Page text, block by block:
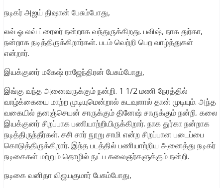
நடிகர் அஜய் திஷான் பேசும்போது,
லவ் ஓ லவ் ட்ரைலர் நன்றாக வந்துருக்கிறது. பவிஷ், நாக துர்கா,
நன்றாக நடித்திருக்கிறார்கள். படம் வெற்றி பெற வாழ்த்துகள்
என்றார்.
இயக்குனர் மகேஷ் ராஜேந்திரன் பேசும்போது,
இங்கு வந்த அனைவருக்கும் நன்றி. 1 1/2 மணி நேரத்தில்
வாழ்க்கையை மாற்ற முடியுமென்றால் கடவுளால் தான் முடியும். அந்த
வகையில் தனஞ்செயன் சாருக்கும் தினேஷ் சாருக்கும் நன்றி. கலை
இயக்குனர் சிறப்பாக பணியாற்றியிருக்கிறார். நாக துர்கா நன்றாக
நடித்திருந்தீர்கள். சசி சார் நூறு சாமி என்ற சிறப்பான படைப்பை
கொடுத்திருக்கிறார். இந்த படத்தில் பணியாற்றிய அனைத்து நடிகர்
நடிகைகள் மற்றும் தொழில் நுட்ப கலைஞர்களுக்கும் நன்றி.
நடிகை வனிதா விஜயகுமார் பேசும்போது,